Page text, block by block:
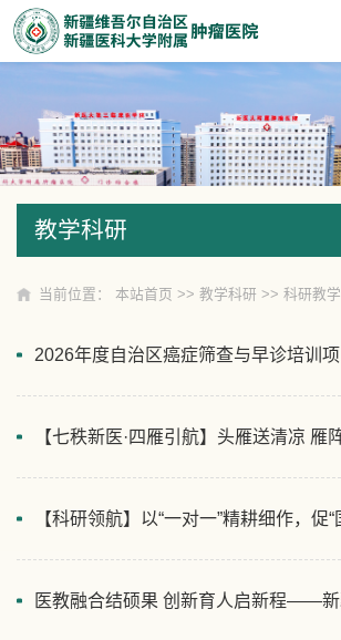
教学科研
教学科研
当前位置： 本站首页 >> 教学科研 >> 科研教学